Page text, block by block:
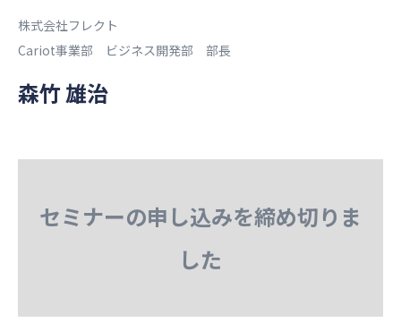
株式会社フレクト
Cariot事業部 ビジネス開発部 部長
森竹 雄治
セミナーの申し込みを締め切りま
した